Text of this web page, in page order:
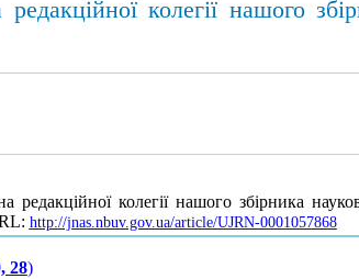
колегії нашого
колегії нашого збірника
http://jnas.nbuv.gov.ua/article/UJRN-0001057868
28)